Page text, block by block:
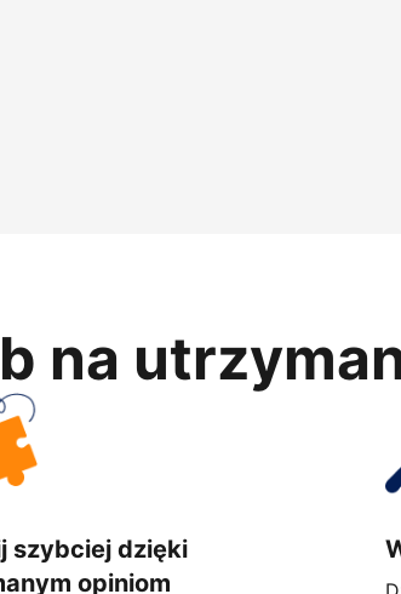
na
szybciej dzięki
opiniom